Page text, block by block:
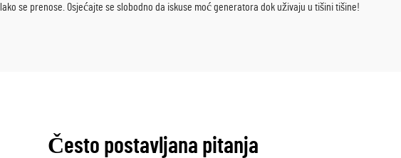
se prenose. Osjećajte se slobodno da iskuse moć generatora dok uživaju u tišini tišine!
Često postavljana pitanja